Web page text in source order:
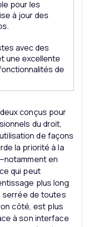
pour les
à jour des
avec des
une excellente
de
conçus pour
du droit,
de façons
la priorité à la
en
qui peut
plus long
serrée de toutes
côté, est plus
à son interface